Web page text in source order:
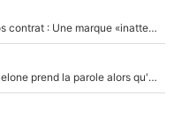
Kylian Mbappé lâche Nike pour un très gros contrat : Une marque «inattendue» va frapper très fort
Ferran Torres a dit oui au PSG : Le FC Barcelone prend la parole alors qu'un transfert de l'attaquant espagnol prend forme